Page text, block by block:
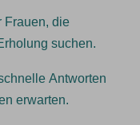
Frauen, die
suchen.
Antworten
erwarten.